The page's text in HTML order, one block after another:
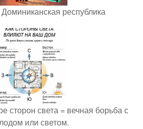
республика
сторон света = вечная борьба с
или светом.